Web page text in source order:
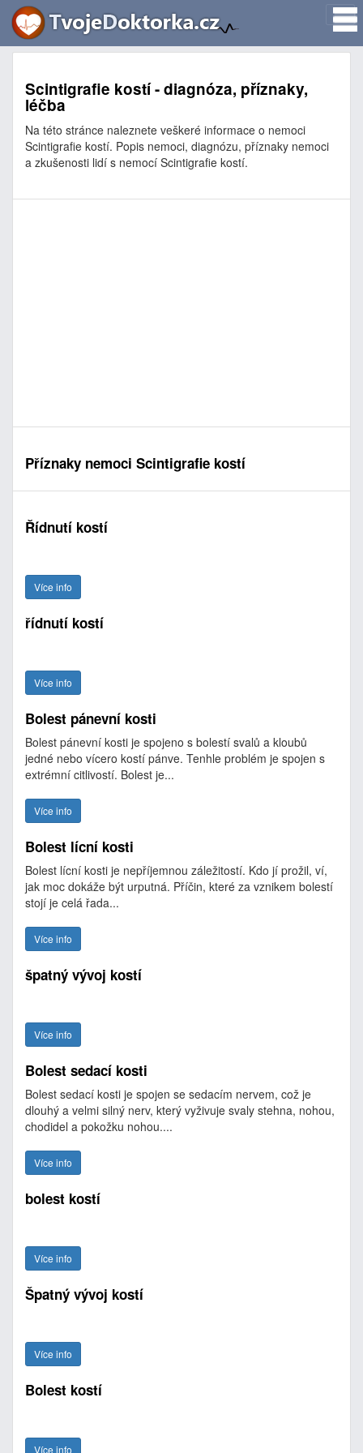
Scintigrafie kostí - diagnóza, příznaky,
léčba
Na této stránce naleznete veškeré informace o nemoci
Scintigrafie kostí. Popis nemoci, diagnózu, příznaky nemoci
a zkušenosti lidí s nemocí Scintigrafie kostí.
Příznaky nemoci Scintigrafie kostí
Řídnutí kostí
Více info
řídnutí kostí
Více info
Bolest pánevní kosti
Bolest pánevní kosti je spojeno s bolestí svalů a kloubů
jedné nebo vícero kostí pánve. Tenhle problém je spojen s
extrémní citlivostí. Bolest je...
Více info
Bolest lícní kosti
Bolest lícní kosti je nepříjemnou záležitostí. Kdo jí prožil, ví,
jak moc dokáže být urputná. Příčin, které za vznikem bolestí
stojí je celá řada...
Více info
špatný vývoj kostí
Více info
Bolest sedací kosti
Bolest sedací kosti je spojen se sedacím nervem, což je
dlouhý a velmi silný nerv, který vyživuje svaly stehna, nohou,
chodidel a pokožku nohou....
Více info
bolest kostí
Více info
Špatný vývoj kostí
Více info
Bolest kostí
Více info